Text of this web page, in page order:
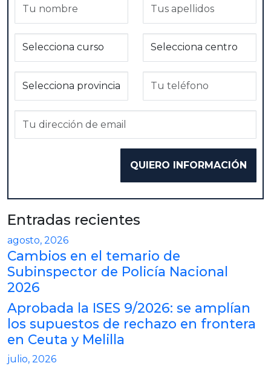
Entradas recientes
agosto, 2026
Cambios en el temario de
Subinspector de Policía Nacional
2026
Aprobada la ISES 9/2026: se amplían
los supuestos de rechazo en frontera
en Ceuta y Melilla
julio, 2026